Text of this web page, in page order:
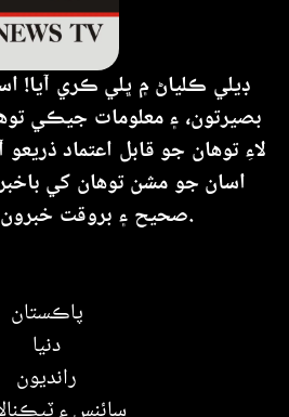
پاڪستان
دنيا
رانديون
ڊيلي ڪلياڻ ۾ ڀلي ڪري آيا!
بصيرتون، ۽ معلومات جيڪي
لاءِ توهان جو قابل اعتماد
اسان جو مشن توهان کي باخبر
صحيح ۽ بروقت خبرون پهچائڻ آهي.